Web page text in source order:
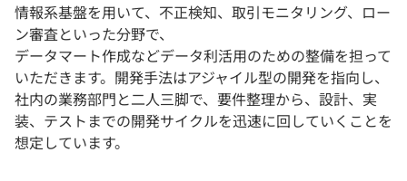
情報系基盤を用いて、不正検知、取引モニタリング、ロー
ン審査といった分野で、
データマート作成などデータ利活用のための整備を担って
いただきます。開発手法はアジャイル型の開発を指向し、
社内の業務部門と二人三脚で、要件整理から、設計、実
装、テストまでの開発サイクルを迅速に回していくことを
想定しています。